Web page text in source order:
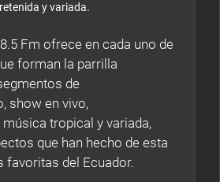
y variada.
Fm ofrece en cada uno de
forman la parrilla
de
show en vivo,
tropical y variada,
que han hecho de esta
favoritas del Ecuador.